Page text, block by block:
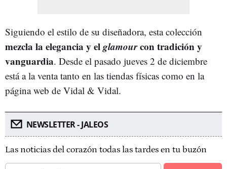
Siguiendo el estilo de su diseñadora, esta colección
mezcla la elegancia y elglamourcon tradición y
vanguardia. Desde el pasado jueves 2 de diciembre
está a la venta tanto en las tiendas físicas como en la
página web de Vidal & Vidal.
NEWSLETTER - JALEOS
Las noticias del corazón todas las tardes en tu buzón